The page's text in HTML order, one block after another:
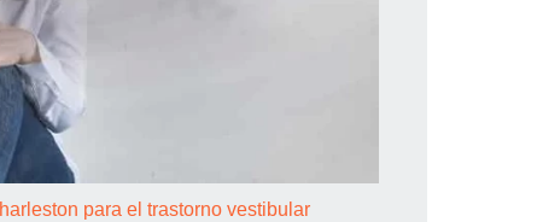
para el trastorno vestibular